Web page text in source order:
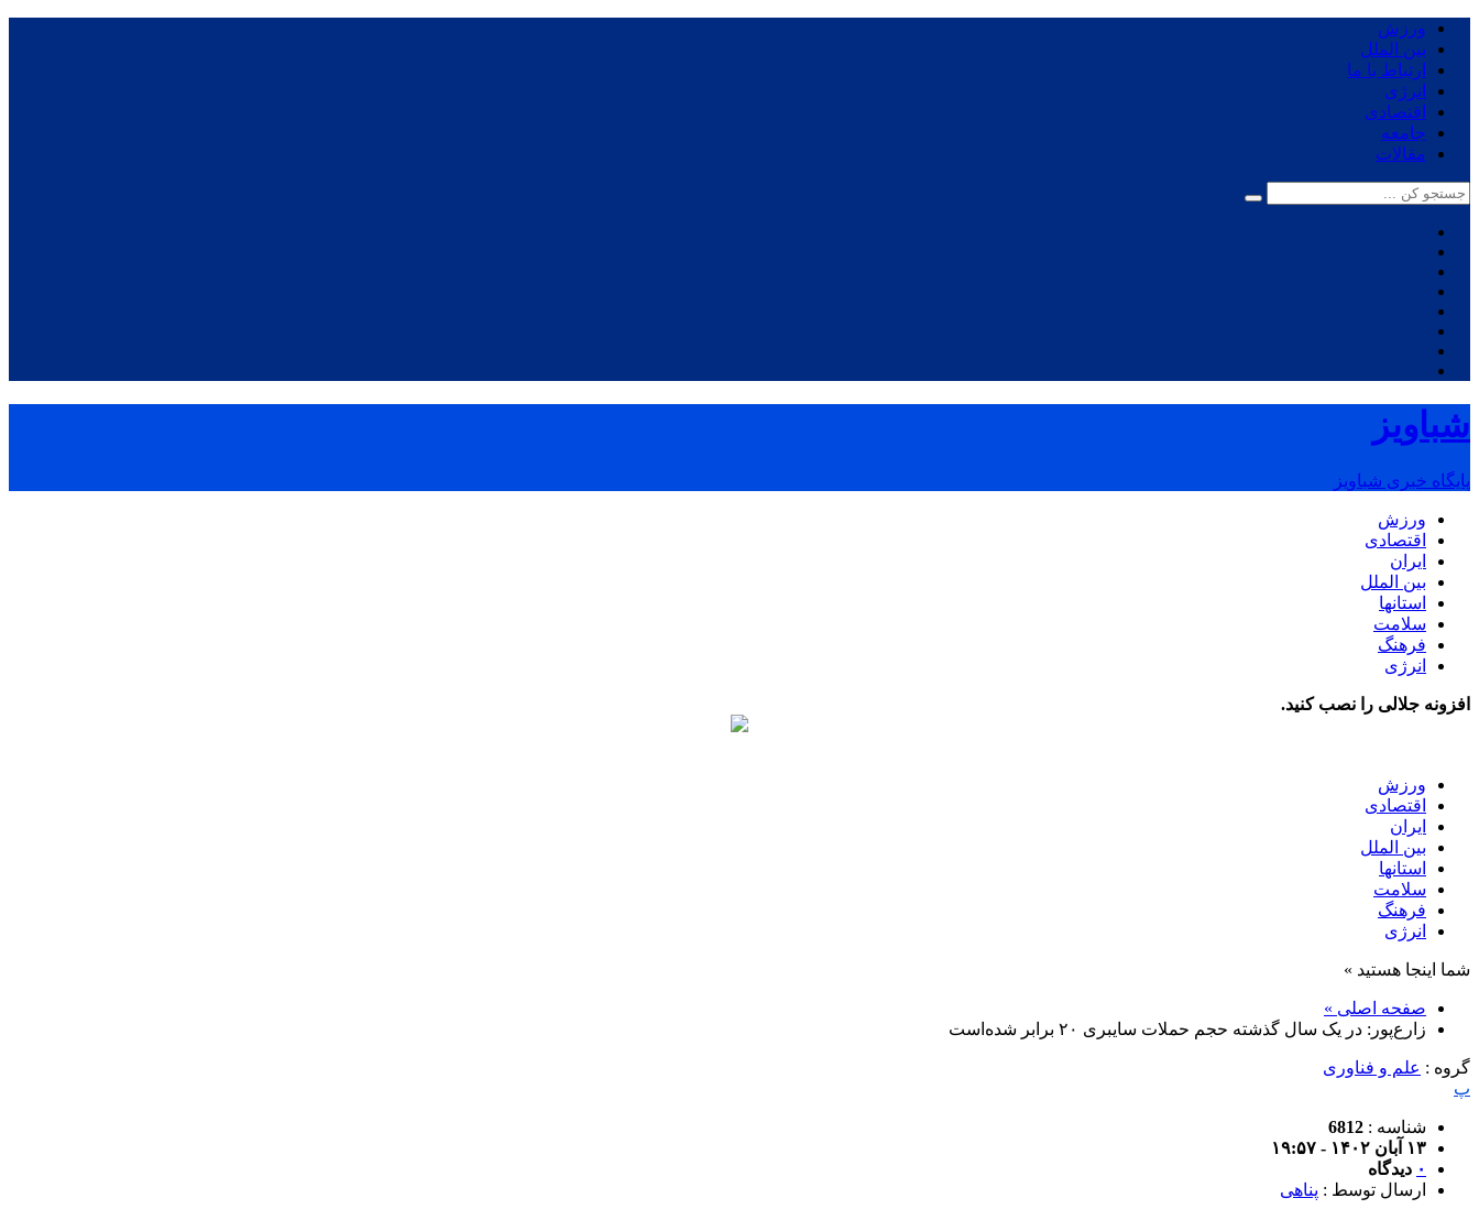
ورزش
بین الملل
ارتباط با ما
انرژی
اقتصادی
جامعه
مقالات
شباویز
پایگاه خبری شباویز
ورزش
اقتصادی
ایران
بین الملل
استانها
سلامت
فرهنگ
انرژی
افزونه جلالی را نصب کنید.
ورزش
اقتصادی
ایران
بین الملل
استانها
سلامت
فرهنگ
انرژی
شما اینجا هستید »
صفحه اصلی »
زارع‌پور: در یک سال گذشته حجم حملات سایبری ۲۰ برابر شده‌است
گروه : علم و فناوری
پ
شناسه : 6812
۱۳ آبان ۱۴۰۲ - ۱۹:۵۷
۰ دیدگاه
ارسال توسط : پناهی